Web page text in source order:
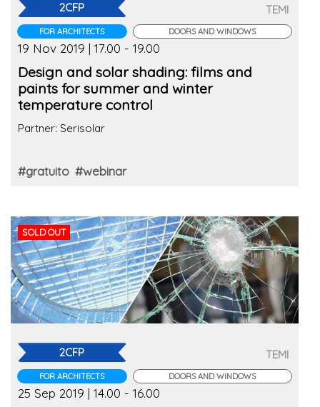
2CFP
FOR ARCHITECTS
TEMI
DOORS AND WINDOWS
19 Nov 2019 | 17.00 - 19.00
Design and solar shading: films and
paints for summer and winter
temperature control
Partner: Serisolar
#gratuito #webinar
SOLD OUT
2CFP
FOR ARCHITECTS
TEMI
DOORS AND WINDOWS
25 Sep 2019 | 14.00 - 16.00